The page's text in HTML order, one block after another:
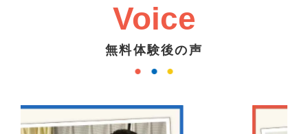
Voice
無料体験後の声